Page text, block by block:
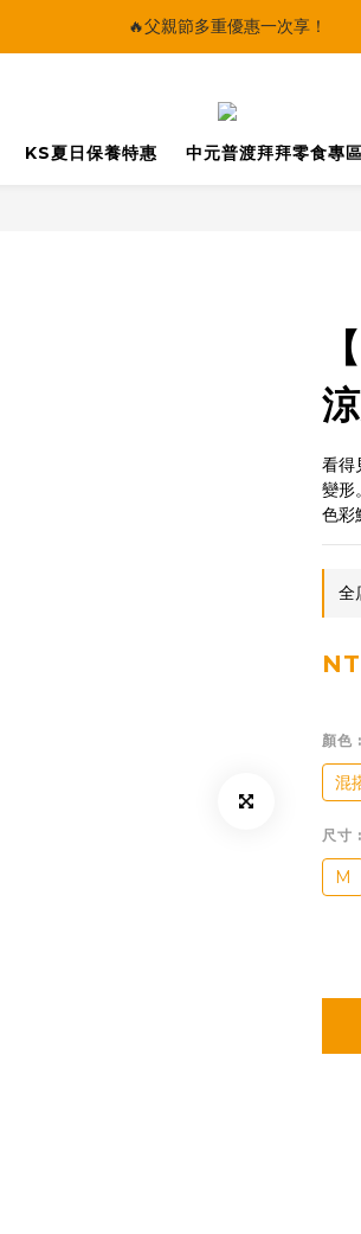
🔥父親節多重優惠一次享！
🔥父親節多重優惠一次享！
KS夏日保養特惠 中元普渡拜拜零食專區
看得
變形。
色彩
全
顏色
混
尺寸
M